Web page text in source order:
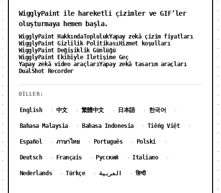
WigglyPaint ile hareketli çizimler ve GIF’ler
oluşturmaya hemen başla.
WigglyPaint HakkındaToplulukYapay zekâ çizim fiyatları
WigglyPaint Gizlilik PolitikasıHizmet koşulları
WigglyPaint Değişiklik Günlüğü
WigglyPaint Ekibiyle İletişime Geç
Yapay zekâ video araçlarıYapay zekâ tasarım araçları
DualShot Recorder
DILLER:
English · 中文 · 繁體中文 · 日本語 · 한국어 ·
Bahasa Malaysia · Bahasa Indonesia · Tiếng Việt ·
Español · ภาษาไทย · Português · Polski ·
Deutsch · Français · Русский · Italiano ·
Nederlands · Türkçe · العربية · हिन्दी